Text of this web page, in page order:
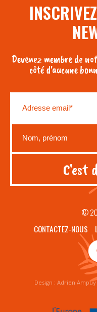
Devenez membre de
côté d'aucune
©
CONTACTEZ-NOUS
Design : Adrien Ampuy